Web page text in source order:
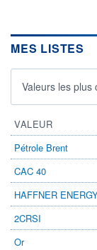
MES LISTES
Valeurs les plus
VALEUR
Pétrole Brent
CAC 40
HAFFNER
2CRSI
Or